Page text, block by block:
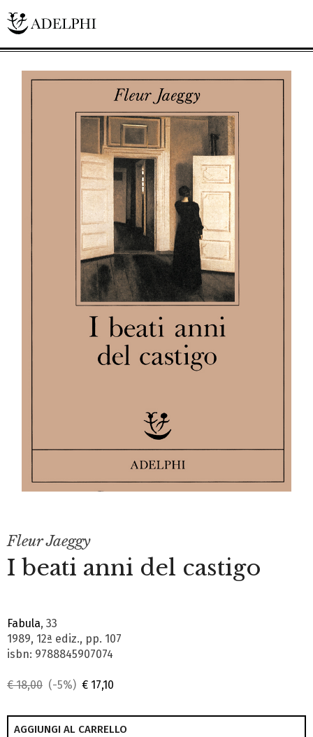
Fleur Jaeggy
I beati anni del castigo
Fabula, 33
1989, 12ª ediz., pp. 107
isbn: 9788845907074
€ 18,00 (-5%) € 17,10
AGGIUNGI AL CARRELLO